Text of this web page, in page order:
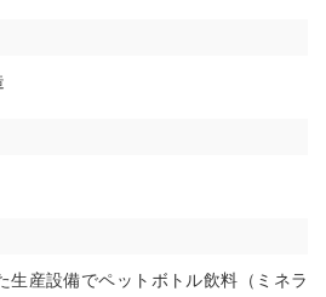
生産設備でペットボトル飲料（ミネラ